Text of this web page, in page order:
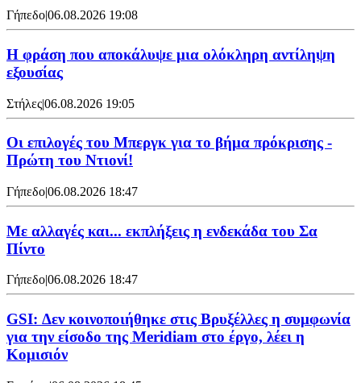
Γήπεδο|06.08.2026 19:08
Η φράση που αποκάλυψε μια ολόκληρη αντίληψη
εξουσίας
Στήλες|06.08.2026 19:05
Οι επιλογές του Μπεργκ για το βήμα πρόκρισης -
Πρώτη του Ντιονί!
Γήπεδο|06.08.2026 18:47
Με αλλαγές και... εκπλήξεις η ενδεκάδα του Σα
Πίντο
Γήπεδο|06.08.2026 18:47
GSI: Δεν κοινοποιήθηκε στις Βρυξέλλες η συμφωνία
για την είσοδο της Meridiam στο έργο, λέει η
Κομισιόν